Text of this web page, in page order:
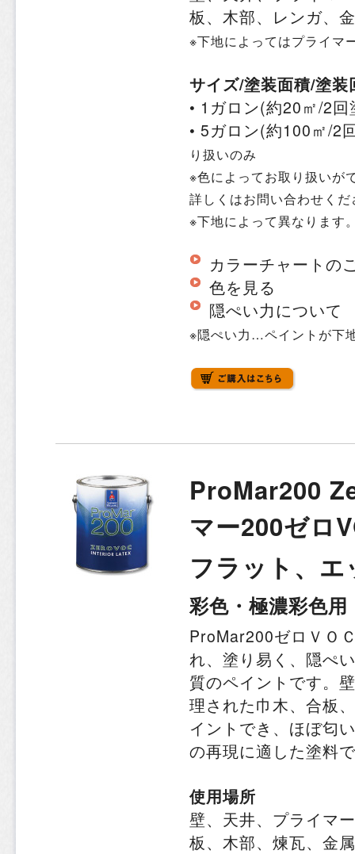
板、木部、レンガ、
※下地によってはプライマ
サイズ/塗装面積/塗装
• 1ガロン(約20㎡/2回
• 5ガロン(約100㎡/2
り扱いのみ
※色によってお取り扱いが
詳しくはお問い合わせくだ
※下地によって異なります
カラーチャートの
色を見る
隠ぺい力について
※隠ぺい力…ペイントが下
ProMar200
マー200ゼロ
フラット、
彩色・極濃彩色用
ProMar200ゼロＶＯ
れ、塗り易く、隠ぺ
質のペイントです。
理された巾木、合板
イントでき、ほぼ匂
の再現に適した塗料
使用場所
壁、天井、プライマ
板、木部、煉瓦、金属